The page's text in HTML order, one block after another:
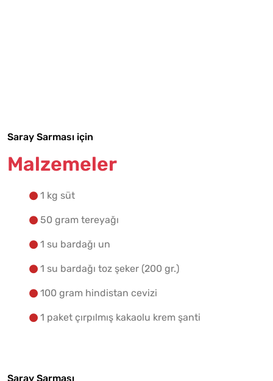
Saray Sarması için
Malzemeler
1 kg süt
50 gram tereyağı
1 su bardağı un
1 su bardağı toz şeker (200 gr.)
100 gram hindistan cevizi
1 paket çırpılmış kakaolu krem şanti
Saray Sarması